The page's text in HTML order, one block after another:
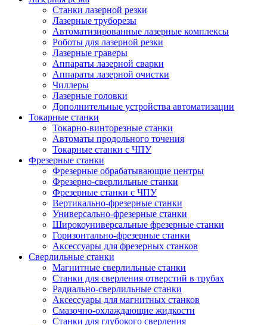
Станки лазерной резки
Лазерные труборезы
Автоматизированные лазерные комплексы
Роботы для лазерной резки
Лазерные граверы
Аппараты лазерной сварки
Аппараты лазерной очистки
Чиллеры
Лазерные головки
Дополнительные устройства автоматизации
Токарные станки
Токарно-винторезные станки
Автоматы продольного точения
Токарные станки с ЧПУ
Фрезерные станки
Фрезерные обрабатывающие центры
Фрезерно-сверлильные станки
Фрезерные станки с ЧПУ
Вертикально-фрезерные станки
Универсально-фрезерные станки
Широкоуниверсальные фрезерные станки
Горизонтально-фрезерные станки
Аксессуары для фрезерных станков
Сверлильные станки
Магнитные сверлильные станки
Станки для сверления отверстий в трубах
Радиально-сверлильные станки
Аксессуары для магнитных станков
Смазочно-охлаждающие жидкости
Станки для глубокого сверления